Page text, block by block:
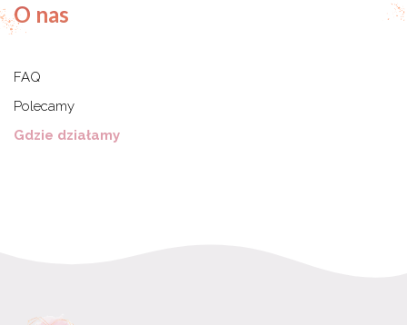
O nas
FAQ
Polecamy
Gdzie działamy